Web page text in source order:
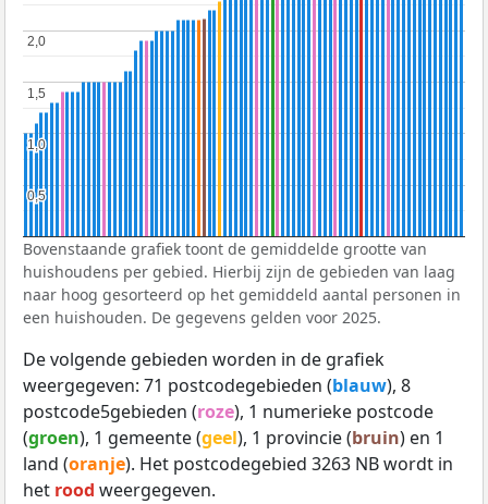
0,5
0,5
1,0
1,0
1,5
1,5
2,0
2,0
Bovenstaande grafiek toont de gemiddelde grootte van
huishoudens per gebied. Hierbij zijn de gebieden van laag
naar hoog gesorteerd op het gemiddeld aantal personen in
een huishouden. De gegevens gelden voor 2025.
De volgende gebieden worden in de grafiek
weergegeven: 71 postcodegebieden (blauw), 8
postcode5gebieden (roze), 1 numerieke postcode
(groen), 1 gemeente (geel), 1 provincie (bruin) en 1
land (oranje). Het postcodegebied 3263 NB wordt in
het rood weergegeven.